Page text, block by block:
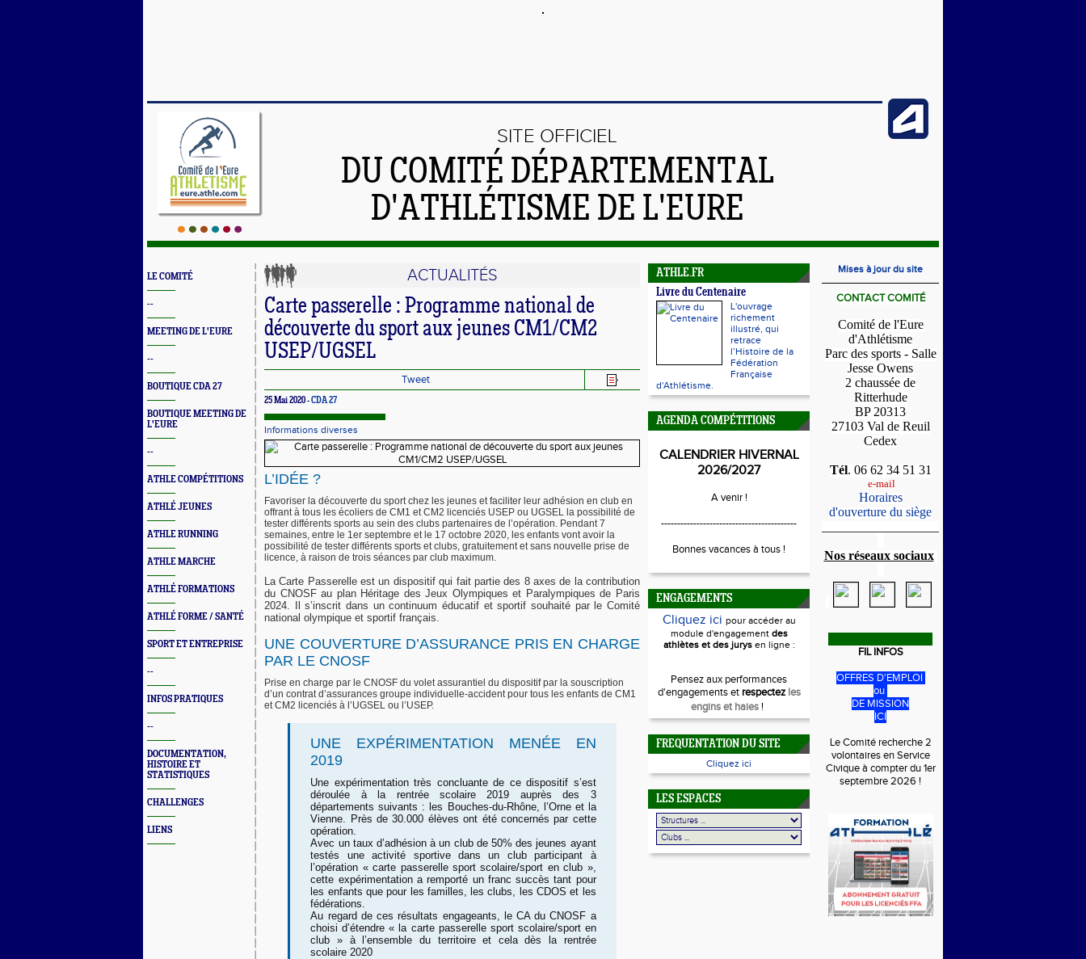
SITE OFFICIEL
DU COMITÉ DÉPARTEMENTAL
D'ATHLÉTISME DE L'EURE
LE COMITÉ
--
MEETING DE L'EURE
--
BOUTIQUE CDA 27
BOUTIQUE MEETING DE
L'EURE
--
ATHLE COMPÉTITIONS
ATHLÉ JEUNES
ATHLE RUNNING
ATHLE MARCHE
ATHLÉ FORMATIONS
ATHLÉ FORME / SANTÉ
SPORT ET ENTREPRISE
--
INFOS PRATIQUES
--
DOCUMENTATION,
HISTOIRE ET
STATISTIQUES
CHALLENGES
LIENS
ACTUALITÉS
Carte passerelle : Programme national de
découverte du sport aux jeunes CM1/CM2
USEP/UGSEL
Tweet
25 Mai 2020 -CDA 27
Informations diverses
L’IDÉE ?
Favoriser la découverte du sport chez les jeunes et faciliter leur adhésion en club en
offrant à tous les écoliers de CM1 et CM2 licenciés USEP ou UGSEL la possibilité de
tester différents sports au sein des clubs partenaires de l’opération. Pendant 7
semaines, entre le 1er septembre et le 17 octobre 2020, les enfants vont avoir la
possibilité de tester différents sports et clubs, gratuitement et sans nouvelle prise de
licence, à raison de trois séances par club maximum.
La Carte Passerelle est un dispositif qui fait partie des 8 axes de la contribution
du CNOSF au plan Héritage des Jeux Olympiques et Paralympiques de Paris
2024. Il s’inscrit dans un continuum éducatif et sportif souhaité par le Comité
national olympique et sportif français.
UNE COUVERTURE D’ASSURANCE PRIS EN CHARGE
PAR LE CNOSF
Prise en charge par le CNOSF du volet assurantiel du dispositif par la souscription
d’un contrat d’assurances groupe individuelle-accident pour tous les enfants de CM1
et CM2 licenciés à l’UGSEL ou l’USEP.
UNE EXPÉRIMENTATION MENÉE EN
2019
Une expérimentation très concluante de ce dispositif s’est
déroulée à la rentrée scolaire 2019 auprès des 3
départements suivants : les Bouches-du-Rhône, l’Orne et la
Vienne. Près de 30.000 élèves ont été concernés par cette
opération.
Avec un taux d’adhésion à un club de 50% des jeunes ayant
testés une activité sportive dans un club participant à
l’opération « carte passerelle sport scolaire/sport en club »,
cette expérimentation a remporté un franc succès tant pour
les enfants que pour les familles, les clubs, les CDOS et les
fédérations.
Au regard de ces résultats engageants, le CA du CNOSF a
choisi d’étendre « la carte passerelle sport scolaire/sport en
club » à l’ensemble du territoire et cela dès la rentrée
scolaire 2020
ATHLE.FR
Livre du Centenaire
L'ouvrage
richement
illustré, qui
retrace
l’Histoire de la
Fédération
Française
d'Athlétisme.
AGENDA COMPÉTITIONS
CALENDRIER HIVERNAL
2026/2027
A venir !
------------------------------------------
Bonnes vacances à tous !
ENGAGEMENTS
Cliquez ici pour accéder au
module d'engagement des
athlètes et des jurysen ligne :
Pensez aux performances
d'engagements et respectez les
engins et haies!
FREQUENTATION DU SITE
Cliquez ici
LES ESPACES
Mises à jour du site
CONTACT COMITÉ
Comité de l'Eure
d'Athlétisme
Parc des sports - Salle
Jesse Owens
2 chaussée de
Ritterhude
BP 20313
27103 Val de Reuil
Cedex
Tél. 06 62 34 51 31
e-mail
Horaires
d'ouverture du siège
Nos réseaux sociaux
FIL INFOS
OFFRES D'EMPLOI
ou
DE MISSION
ICI
Le Comité recherche 2
volontaires en Service
Civique à compter du 1er
septembre 2026 !